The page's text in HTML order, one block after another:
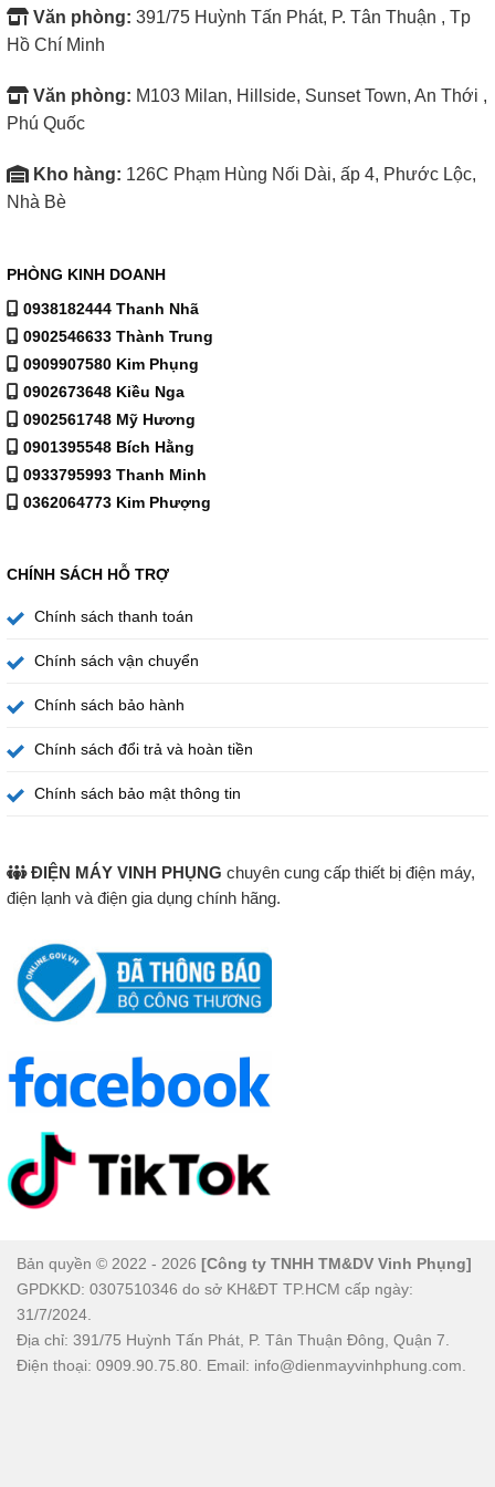
Văn phòng: 391/75 Huỳnh Tấn Phát, P. Tân Thuận , Tp
Hồ Chí Minh
Văn phòng: M103 Milan, Hillside, Sunset Town, An Thới ,
Phú Quốc
Kho hàng: 126C Phạm Hùng Nối Dài, ấp 4, Phước Lộc,
Nhà Bè
PHÒNG KINH DOANH
0938182444 Thanh Nhã
0902546633 Thành Trung
0909907580 Kim Phụng
0902673648 Kiều Nga
0902561748 Mỹ Hương
0901395548 Bích Hằng
0933795993 Thanh Minh
0362064773 Kim Phượng
CHÍNH SÁCH HỖ TRỢ
Chính sách thanh toán
Chính sách vận chuyển
Chính sách bảo hành
Chính sách đổi trả và hoàn tiền
Chính sách bảo mật thông tin
ĐIỆN MÁY VINH PHỤNG chuyên cung cấp thiết bị điện máy,
điện lạnh và điện gia dụng chính hãng.
Bản quyền © 2022 - 2026 [Công ty TNHH TM&DV Vinh Phụng]
GPDKKD: 0307510346 do sở KH&ĐT TP.HCM cấp ngày:
31/7/2024.
Địa chỉ: 391/75 Huỳnh Tấn Phát, P. Tân Thuận Đông, Quận 7.
Điện thoại: 0909.90.75.80. Email: info@dienmayvinhphung.com.